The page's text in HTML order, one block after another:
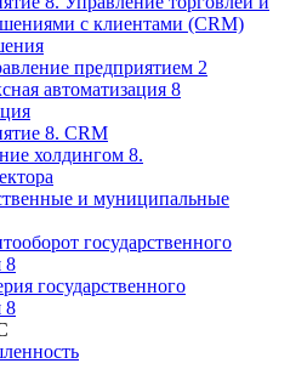
с клиентами (CRM)
предприятием 2
автоматизация 8
8. CRM
холдингом 8.
и муниципальные
государственного
8
государственного
8